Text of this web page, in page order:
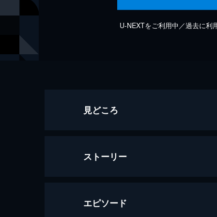
U-NEXTをご利用中／過去に利
見どころ
ストーリー
エピソード